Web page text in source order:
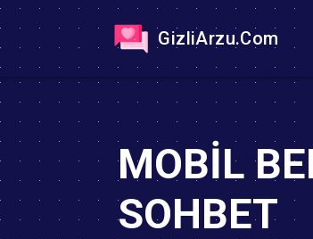
GizliArzu.Com
MOBIL
SOHBET